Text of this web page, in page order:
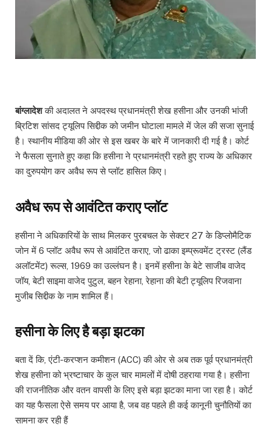
बांग्लादेशकी अदालत ने अपदस्थ प्रधानमंत्री शेख हसीना और उनकी भांजी
ब्रिटिश सांसद ट्यूलिप सिद्दीक को जमीन घोटाला मामले में जेल की सजा सुनाई
है। स्थानीय मीडिया की ओर से इस खबर के बारे में जानकारी दी गई है। कोर्ट
ने फैसला सुनाते हुए कहा कि हसीना ने प्रधानमंत्री रहते हुए राज्य के अधिकार
का दुरुपयोग कर अवैध रूप से प्लॉट हासिल किए।
अवैध रूप से आवंटित कराए प्लॉट
हसीना ने अधिकारियों के साथ मिलकर पुरबचल के सेक्टर 27 के डिप्लोमैटिक
जोन में 6 प्लॉट अवैध रूप से आवंटित कराए, जो ढाका इम्प्रूवमेंट ट्रस्ट (लैंड
अलॉटमेंट) रूल्स, 1969 का उल्लंघन है। इनमें हसीना के बेटे साजीब वाजेद
जॉय, बेटी साइमा वाजेद पुटुल, बहन रेहाना, रेहाना की बेटी ट्यूलिप रिजवाना
मुजीब सिद्दीक के नाम शामिल हैं।
हसीना के लिए है बड़ा झटका
बता दें कि, एंटी-करप्शन कमीशन (ACC) की ओर से अब तक पूर्व प्रधानमंत्री
शेख हसीना को भ्रष्टाचार के कुल चार मामलों में दोषी ठहराया गया है। हसीना
की राजनीतिक और वतन वापसी के लिए इसे बड़ा झटका माना जा रहा है। कोर्ट
का यह फैसला ऐसे समय पर आया है, जब वह पहले ही कई कानूनी चुनौतियों का
सामना कर रही हैं